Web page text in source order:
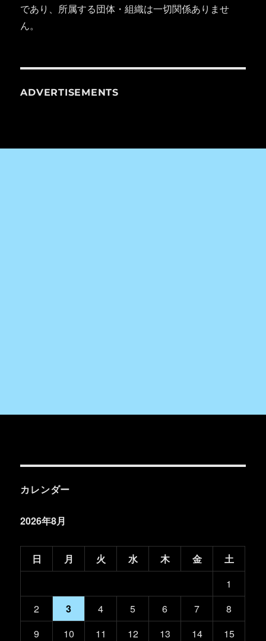
であり、所属する団体・組織は一切関係ありませ
ん。
ADVERTISEMENTS
カレンダー
2026年8月
日 月 火 水 木 金
土
1
2
3 4 5 6 7
8
9
10 11 12 13 14 15